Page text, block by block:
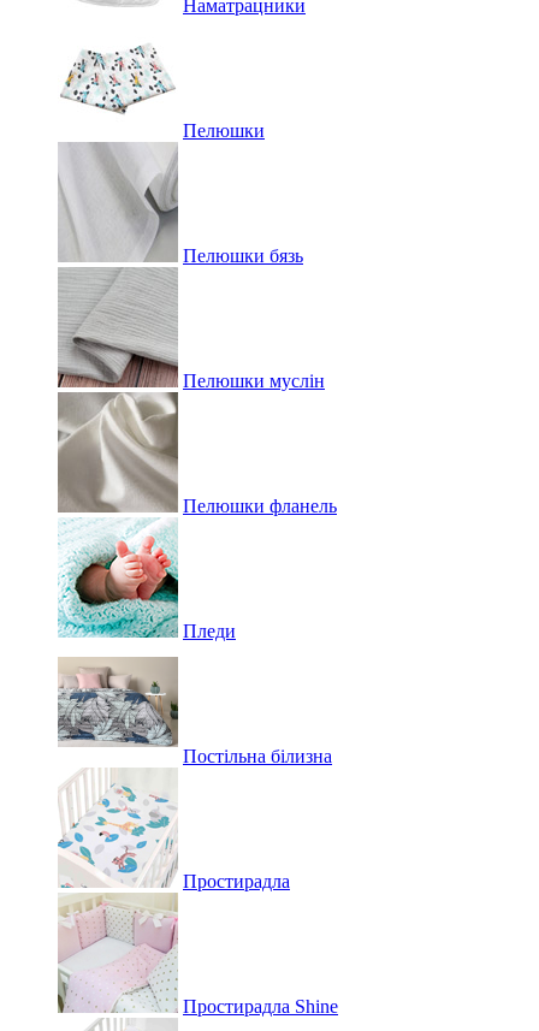
Наматрацники
Пелюшки
Пелюшки бязь
Пелюшки муслін
Пелюшки фланель
Пледи
Постільна білизна
Простирадла
Простирадла Shine